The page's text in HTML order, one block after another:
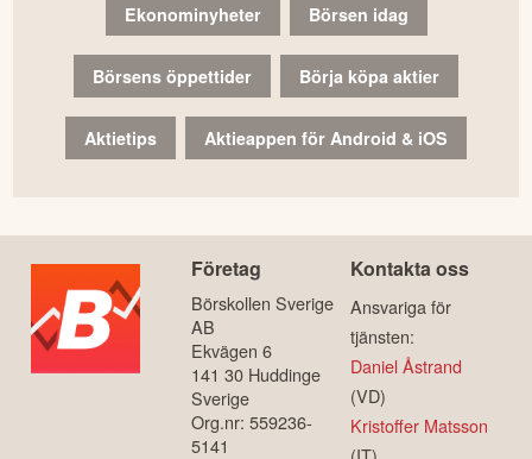
Ekonominyheter Börsen idag
Börsens öppettider Börja köpa aktier
Aktietips Aktieappen för Android & iOS
Företag
Börskollen Sverige
AB
Ekvägen 6
141 30 Huddinge
Sverige
Org.nr: 559236-
5141
Kontakta oss
Ansvariga för
tjänsten:
Daniel Åstrand
(VD)
Kristoffer Matsson